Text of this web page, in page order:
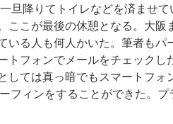
旦降りてトイレなどを済ませ
ここが最後の休憩となる。大
いる人も何人かいた。筆者も
トフォンでメールをチェック
しては真っ暗でもスマートフ
フィンをすることができた。